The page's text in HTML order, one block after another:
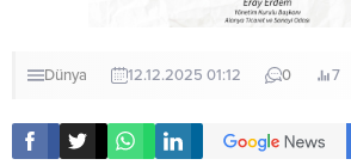
Dünya 12.12.2025 01:12 0 7